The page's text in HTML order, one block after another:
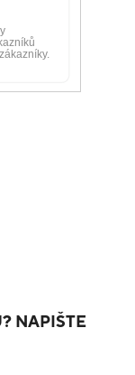
NAPIŠTE